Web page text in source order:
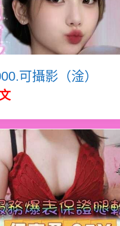
可攝影（淦）